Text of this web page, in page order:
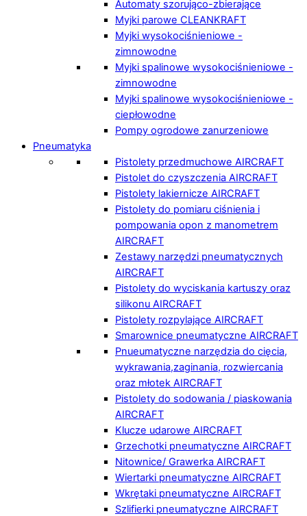
Automaty szorująco-zbierające
Myjki parowe CLEANKRAFT
Myjki wysokociśnieniowe -
zimnowodne
Myjki spalinowe wysokociśnieniowe -
zimnowodne
Myjki spalinowe wysokociśnieniowe -
ciepłowodne
Pompy ogrodowe zanurzeniowe
Pneumatyka
Pistolety przedmuchowe AIRCRAFT
Pistolet do czyszczenia AIRCRAFT
Pistolety lakiernicze AIRCRAFT
Pistolety do pomiaru ciśnienia i
pompowania opon z manometrem
AIRCRAFT
Zestawy narzędzi pneumatycznych
AIRCRAFT
Pistolety do wyciskania kartuszy oraz
silikonu AIRCRAFT
Pistolety rozpylające AIRCRAFT
Smarownice pneumatyczne AIRCRAFT
Pnueumatyczne narzędzia do cięcia,
wykrawania,zaginania, rozwiercania
oraz młotek AIRCRAFT
Pistolety do sodowania / piaskowania
AIRCRAFT
Klucze udarowe AIRCRAFT
Grzechotki pneumatyczne AIRCRAFT
Nitownice/ Grawerka AIRCRAFT
Wiertarki pneumatyczne AIRCRAFT
Wkrętaki pneumatyczne AIRCRAFT
Szlifierki pneumatyczne AIRCRAFT